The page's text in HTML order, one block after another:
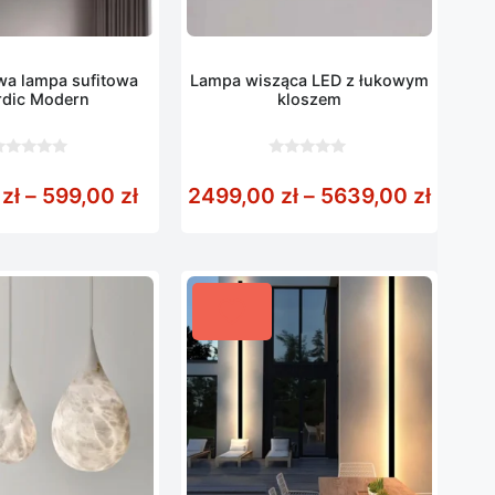
929,00 zł do 5429,00 zł
lampa sufitowa
Modern
zł – 599,00 złZakres cen: od 299,00 zł do
Lampa wisząca LED z łukowym
kloszem
5
2499,00 zł – 5639,00 zł